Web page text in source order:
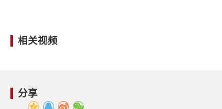
相关视频
分享